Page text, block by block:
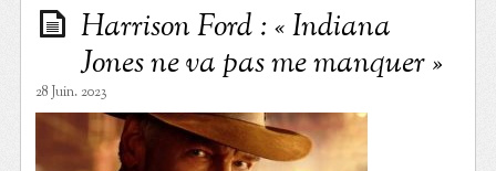
Harrison Ford : « Indiana
Jones ne va pas me manquer »
28 Juin. 2023